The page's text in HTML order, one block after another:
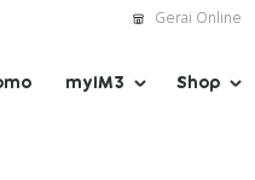
Gerai Online
myIM3 Shop